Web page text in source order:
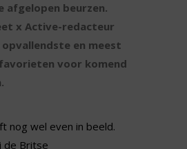
afgelopen beurzen.
x Active-redacteur
en meest
voor komend
nog wel even in beeld.
de Britse